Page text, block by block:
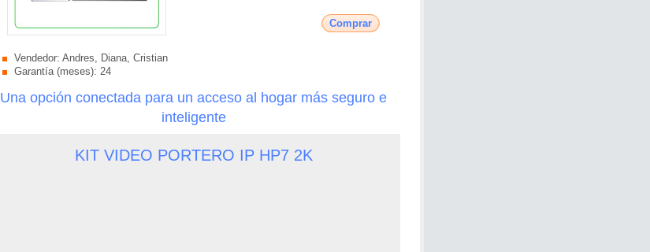
Vendedor: Andres, Diana, Cristian
Garantía (meses): 24
Comprar
Una opción conectada para un acceso al hogar más seguro e
inteligente
KIT VIDEO PORTERO IP HP7 2K